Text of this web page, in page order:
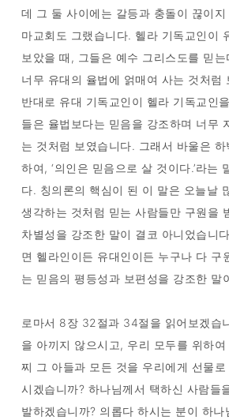
데 그 둘 사이에는 갈등과 충돌이 끊이지
마교회도 그랬습니다. 헬라 기독교인이
보았을 때, 그들은 예수 그리스도를 믿는
너무 유대의 율법에 얽매여 사는 것처럼
반대로 유대 기독교인이 헬라 기독교인
들은 율법보다는 믿음을 강조하며 너무
는 것처럼 보였습니다. 그래서 바울은 하
하여, ‘의인은 믿음으로 살 것이다.’라는
다. 칭의론의 핵심이 된 이 말은 오늘날
생각하는 것처럼 믿는 사람들만 구원을
차별성을 강조한 말이 결코 아니었습니
면 헬라인이든 유대인이든 누구나 다 구
는 믿음의 평등성과 보편성을 강조한 말
로마서 8장 32절과 34절을 읽어보겠습
을 아끼지 않으시고, 우리 모두를 위하
찌 그 아들과 모든 것을 우리에게 선물로
시겠습니까? 하나님께서 택하신 사람들
발하겠습니까? 의롭다 하시는 분이 하나